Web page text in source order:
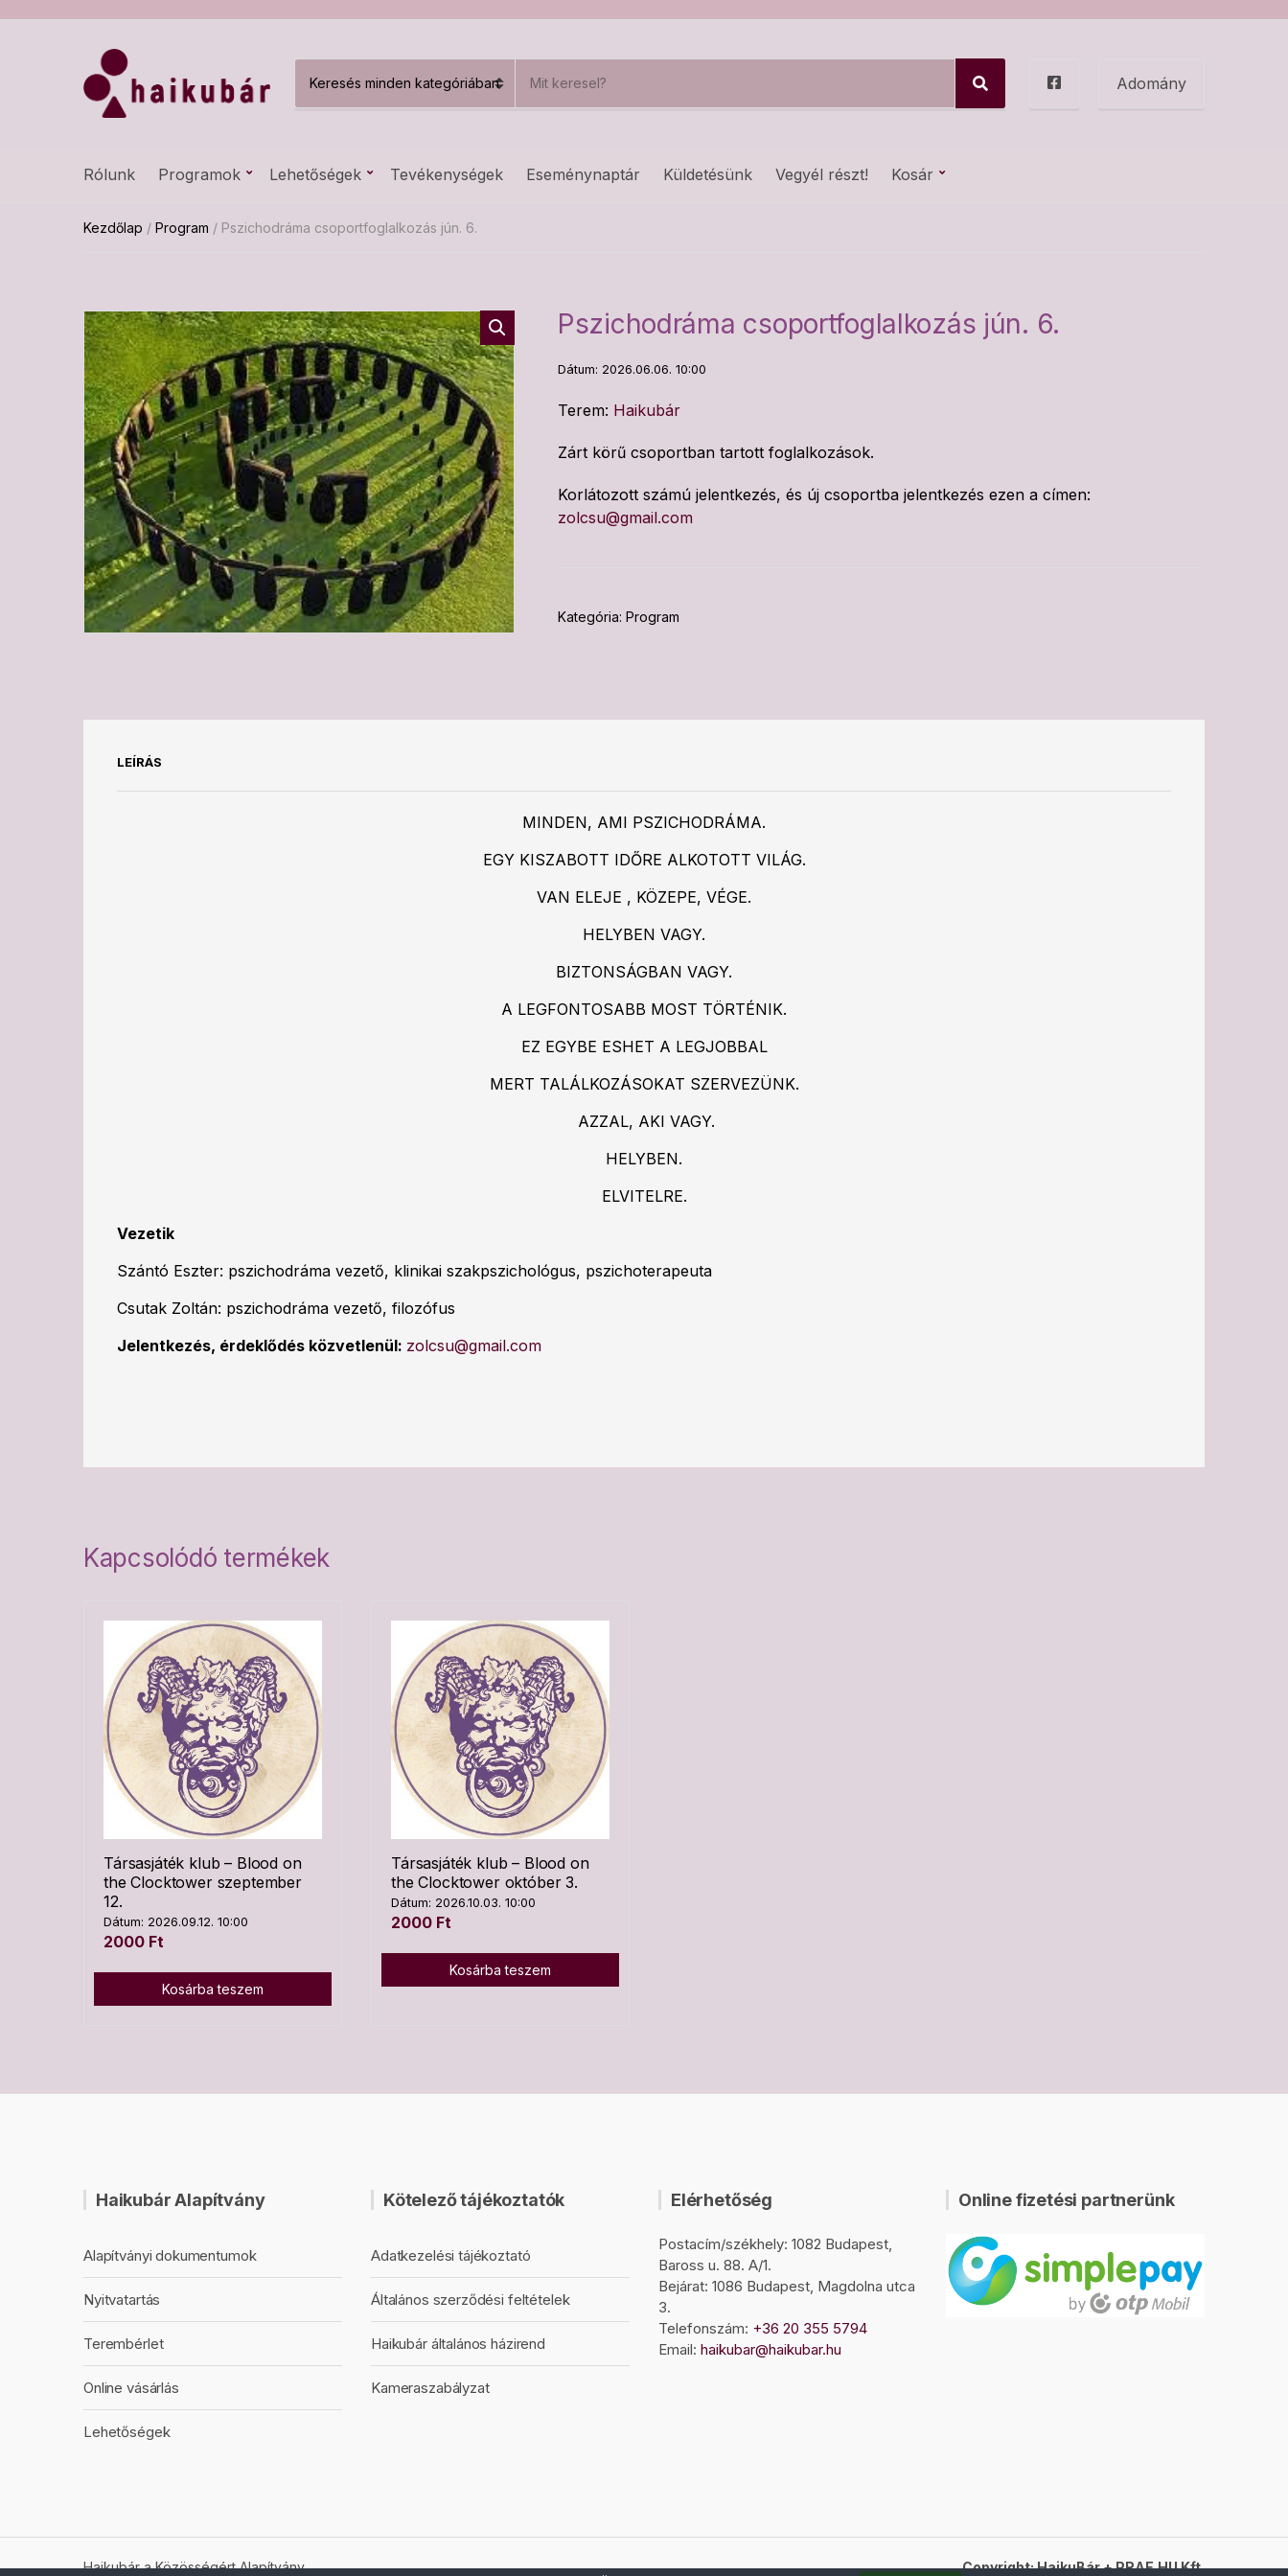
a
g
y
a
s
S
e
Adomány
Rólunk Programok Lehetőségek Tevékenységek Eseménynaptár Küldetésünk Vegyél részt! Kosár
Kezdőlap / Program / Pszichodráma csoportfoglalkozás jún. 6.
Pszichodráma csoportfoglalkozás jún. 6.
Dátum: 2026.06.06. 10:00
Terem: Haikubár
Zárt körű csoportban tartott foglalkozások.
Korlátozott számú jelentkezés, és új csoportba jelentkezés ezen a címen:
zolcsu@gmail.com
Kategória: Program
LEÍRÁS
MINDEN, AMI PSZICHODRÁMA.
EGY KISZABOTT IDŐRE ALKOTOTT VILÁG.
VAN ELEJE , KÖZEPE, VÉGE.
HELYBEN VAGY.
BIZTONSÁGBAN VAGY.
A LEGFONTOSABB MOST TÖRTÉNIK.
EZ EGYBE ESHET A LEGJOBBAL
MERT TALÁLKOZÁSOKAT SZERVEZÜNK.
AZZAL, AKI VAGY.
HELYBEN.
ELVITELRE.
Vezetik
Szántó Eszter: pszichodráma vezető, klinikai szakpszichológus, pszichoterapeuta
Csutak Zoltán: pszichodráma vezető, filozófus
Jelentkezés, érdeklődés közvetlenül: zolcsu@gmail.com
Kapcsolódó termékek
Társasjáték klub – Blood on
the Clocktower szeptember
12.
Dátum: 2026.09.12. 10:00
2000 Ft
Kosárba teszem
Társasjáték klub – Blood on
the Clocktower október 3.
Dátum: 2026.10.03. 10:00
2000 Ft
Kosárba teszem
Haikubár Alapítvány
Alapítványi dokumentumok
Nyitvatartás
Terembérlet
Online vásárlás
Lehetőségek
Kötelező tájékoztatók
Adatkezelési tájékoztató
Általános szerződési feltételek
Haikubár általános házirend
Kameraszabályzat
Elérhetőség
Postacím/székhely: 1082 Budapest,
Baross u. 88. A/1.
Bejárat: 1086 Budapest, Magdolna utca
3.
Telefonszám: +36 20 355 5794
Email: haikubar@haikubar.hu
Online fizetési partnerünk
Haikubár a Közösségért Alapítvány Copyright: HaikuBár + PRAE.HU Kft.